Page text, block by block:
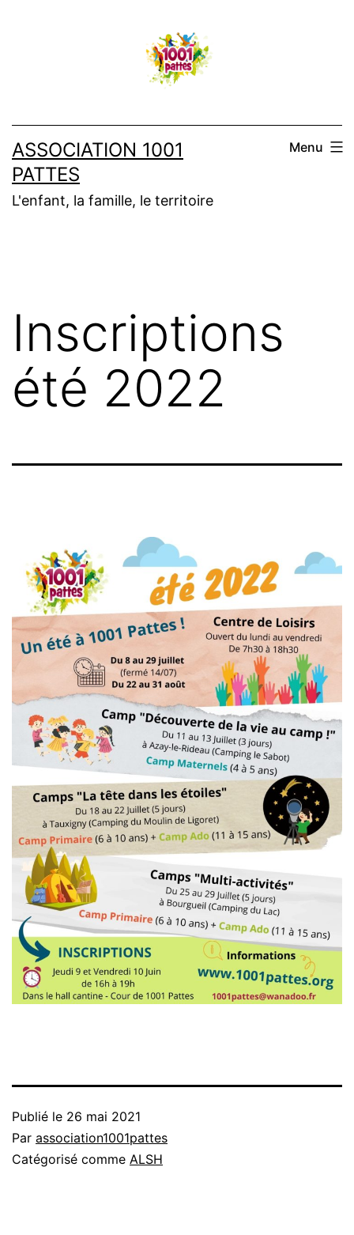
ASSOCIATION 1001
PATTES
L'enfant, la famille, le territoire
Menu
Inscriptions
été 2022
Publié le 26 mai 2021
Par association1001pattes
Catégorisé comme ALSH